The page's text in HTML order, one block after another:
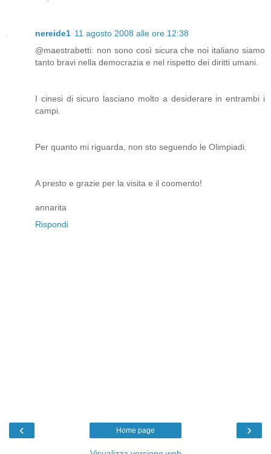
nereide1 11 agosto 2008 alle ore 12:38
@maestrabetti: non sono così sicura che noi italiano siamo
tanto bravi nella democrazia e nel rispetto dei diritti umani.
I cinesi di sicuro lasciano molto a desiderare in entrambi i
campi.
Per quanto mi riguarda, non sto seguendo le Olimpiadi.
A presto e grazie per la visita e il coomento!
annarita
Rispondi
‹ ›
Home page